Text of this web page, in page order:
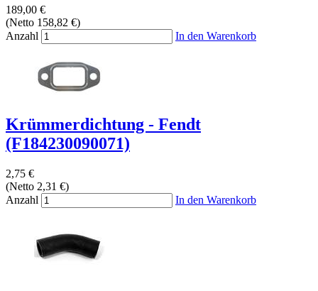
189,00 €
(Netto 158,82 €)
Anzahl
In den Warenkorb
Krümmerdichtung - Fendt
(F184230090071)
2,75 €
(Netto 2,31 €)
Anzahl
In den Warenkorb